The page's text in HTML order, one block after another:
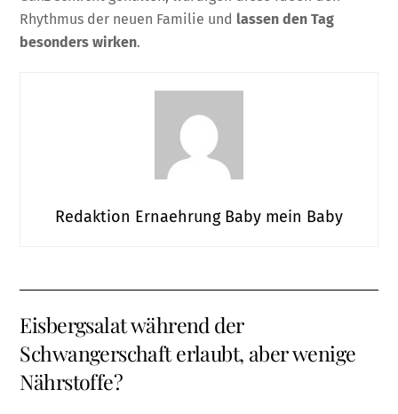
Rhythmus der neuen Familie und lassen den Tag
besonders wirken.
Redaktion Ernaehrung Baby mein Baby
Eisbergsalat während der
Schwangerschaft erlaubt, aber wenige
Nährstoffe?